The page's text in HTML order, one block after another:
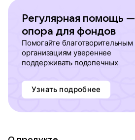
Регулярная помощь —
опора для фондов
Помогайте благотворительным
организациям увереннее
поддерживать подопечных
Узнать подробнее